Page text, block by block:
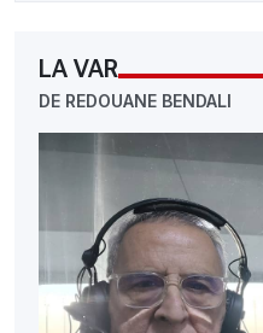
LA VAR
DE REDOUANE BENDALI